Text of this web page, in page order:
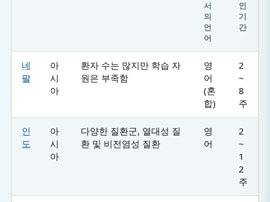
서
의
언
어
인
기
간
네
팔
아
시
아
환자 수는 많지만 학습 자
원은 부족함
영
어
(혼
합)
2
~
8
주
인
도
아
시
아
다양한 질환군, 열대성 질
환 및 비전염성 질환
영
어
2
~
1
2
주